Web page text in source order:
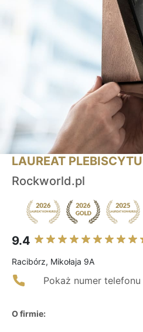
LAUREAT
Rockworld.pl
9.4
Racibórz, Mikołaja 9A
Pokaż numer telefonu
O firmie: